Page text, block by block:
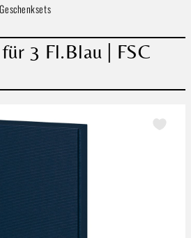
Geschenksets
3 Fl.Blau | FSC